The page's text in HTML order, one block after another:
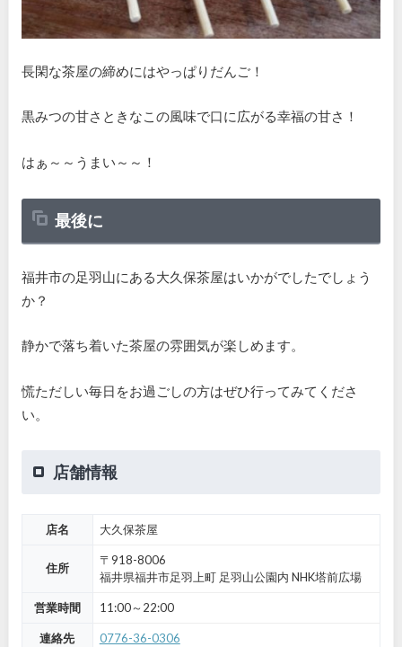
長閑な茶屋の締めにはやっぱりだんご！
黒みつの甘さときなこの風味で口に広がる幸福の甘さ！
はぁ～～うまい～～！
最後に
福井市の足羽山にある大久保茶屋はいかがでしたでしょう
か？
静かで落ち着いた茶屋の雰囲気が楽しめます。
慌ただしい毎日をお過ごしの方はぜひ行ってみてくださ
い。
店舗情報
店名 大久保茶屋
住所
〒918-8006
福井県福井市足羽上町 足羽山公園内 NHK塔前広場
営業時間 11:00～22:00
連絡先 0776-36-0306